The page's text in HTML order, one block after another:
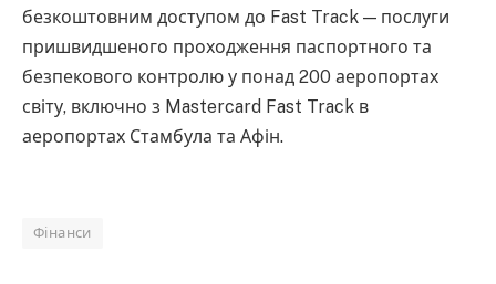
безкоштовним доступом до Fast Track — послуги
пришвидшеного проходження паспортного та
безпекового контролю у понад 200 аеропортах
світу, включно з Mastercard Fast Track в
аеропортах Стамбула та Афін.
Фінанси